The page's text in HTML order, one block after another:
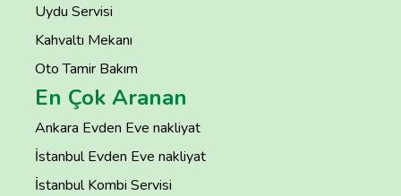
Uydu Servisi
Kahvaltı Mekanı
Oto Tamir Bakım
En Çok Aranan
Ankara Evden Eve nakliyat
İstanbul Evden Eve nakliyat
İstanbul Kombi Servisi